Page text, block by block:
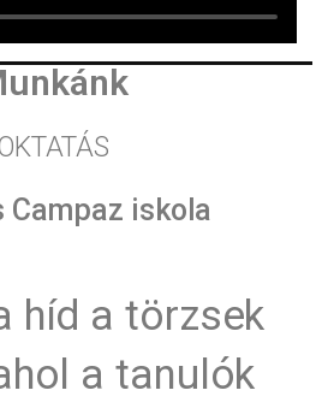
Campaz iskola
híd a törzsek
a tanulók